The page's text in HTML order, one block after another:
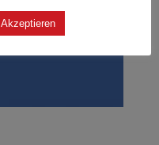
Akzeptieren